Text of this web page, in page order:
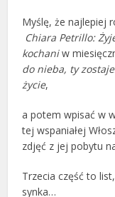
Myślę, że najlepiej
Chiara Petrillo:
kochaniw
do nieba, ty
życie,
a potem wpisać w
tej wspaniałej
zdjęć z jej pobytu
Trzecia część to
synka…